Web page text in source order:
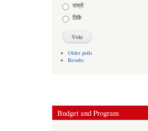
राम्रो
ठिकै
Older polls
Results
Budget and Program